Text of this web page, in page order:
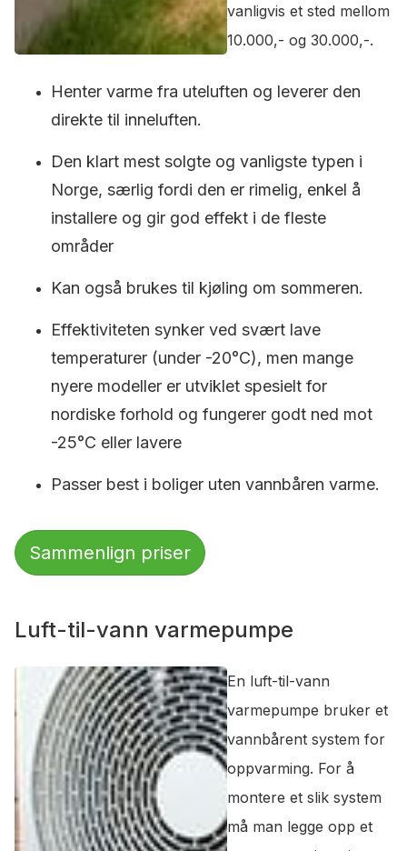
vanligvis et sted mellom
10.000,- og 30.000,-.
Henter varme fra uteluften og leverer den
direkte til inneluften.
Den klart mest solgte og vanligste typen i
Norge, særlig fordi den er rimelig, enkel å
installere og gir god effekt i de fleste
områder
Kan også brukes til kjøling om sommeren.
Effektiviteten synker ved svært lave
temperaturer (under -20°C), men mange
nyere modeller er utviklet spesielt for
nordiske forhold og fungerer godt ned mot
-25°C eller lavere
Passer best i boliger uten vannbåren varme.
Sammenlign priser
Luft-til-vann varmepumpe
En luft-til-vann
varmepumpe bruker et
vannbårent system for
oppvarming. For å
montere et slik system
må man legge opp et